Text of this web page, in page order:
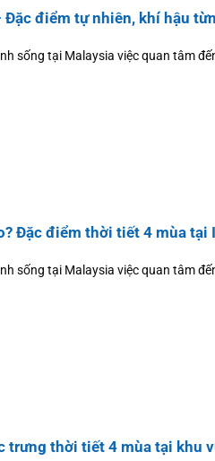
điểm tự nhiên, khí hậu
sống tại Malaysia việc quan tâm
Đặc điểm thời tiết 4 mùa tại
sống tại Malaysia việc quan tâm
trưng thời tiết 4 mùa tại khu